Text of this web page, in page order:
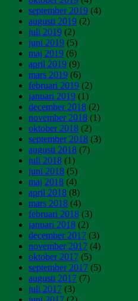
september 2019 (4)
augusti 2019 (2)
juli 2019 (2)
juni 2019 (5)
maj 2019 (6)
april 2019 (9)
mars 2019 (6)
februari 2019 (2)
januari 2019 (1)
december 2018 (2)
november 2018 (1)
oktober 2018 (2)
september 2018 (3)
augusti 2018 (7)
juli 2018 (1)
juni 2018 (5)
maj 2018 (4)
april 2018 (8)
mars 2018 (4)
februari 2018 (3)
januari 2018 (2)
december 2017 (3)
november 2017 (4)
oktober 2017 (5)
september 2017 (5)
augusti 2017 (7)
juli 2017 (3)